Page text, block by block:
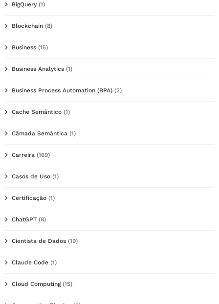
BigQuery (1)
Blockchain (8)
Business (15)
Business Analytics (1)
Business Process Automation (BPA) (2)
Cache Semântico (1)
Câmada Semântica (1)
Carreira (169)
Casos de Uso (1)
Certificação (1)
ChatGPT (8)
Cientista de Dados (19)
Claude Code (1)
Cloud Computing(15)